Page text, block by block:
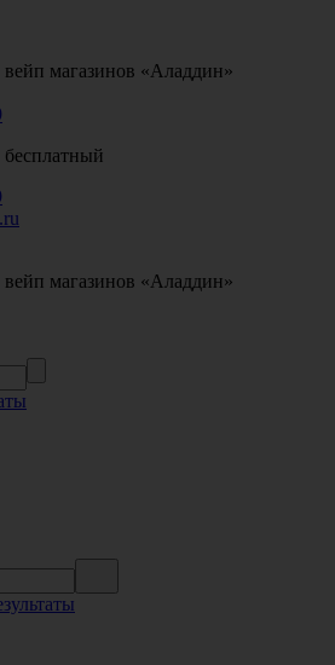
магазинов «Аладдин»
магазинов «Аладдин»